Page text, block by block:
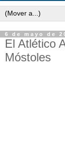
6 de mayo de
El Atlético
Móstoles